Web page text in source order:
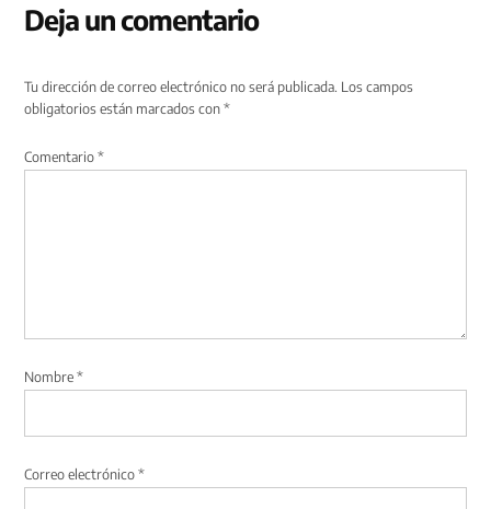
Deja un comentario
Tu dirección de correo electrónico no será publicada. Los campos
obligatorios están marcados con*
Comentario*
Nombre*
Correo electrónico*